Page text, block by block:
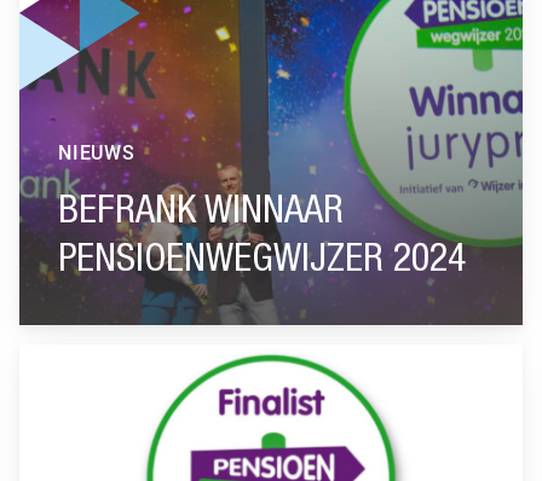
BEFRANK WINNAAR
PENSIOENWEGWIJZER 2024
NIEUWS
GA NAAR “KEUZEHULP NABESTAANDENPENSIOEN